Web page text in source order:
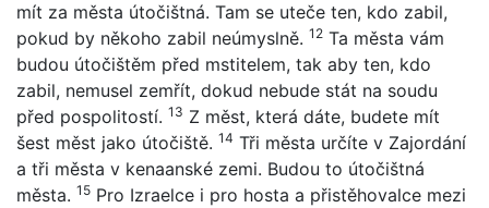
mít za města útočištná. Tam se uteče ten, kdo zabil,
pokud by někoho zabil neúmyslně. 12 Ta města vám
budou útočištěm před mstitelem, tak aby ten, kdo
zabil, nemusel zemřít, dokud nebude stát na soudu
před pospolitostí. 13 Z měst, která dáte, budete mít
šest měst jako útočiště. 14 Tři města určíte v Zajordání
a tři města v kenaanské zemi. Budou to útočištná
města. 15 Pro Izraelce i pro hosta a přistěhovalce mezi